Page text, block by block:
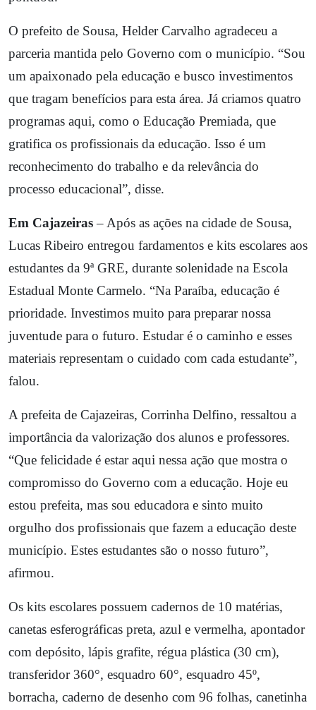
O prefeito de Sousa, Helder Carvalho agradeceu a
parceria mantida pelo Governo com o município. “Sou
um apaixonado pela educação e busco investimentos
que tragam benefícios para esta área. Já criamos quatro
programas aqui, como o Educação Premiada, que
gratifica os profissionais da educação. Isso é um
reconhecimento do trabalho e da relevância do
processo educacional”, disse.
Em Cajazeiras– Após as ações na cidade de Sousa,
Lucas Ribeiro entregou fardamentos e kits escolares aos
estudantes da 9ª GRE, durante solenidade na Escola
Estadual Monte Carmelo. “Na Paraíba, educação é
prioridade. Investimos muito para preparar nossa
juventude para o futuro. Estudar é o caminho e esses
materiais representam o cuidado com cada estudante”,
falou.
A prefeita de Cajazeiras, Corrinha Delfino, ressaltou a
importância da valorização dos alunos e professores.
“Que felicidade é estar aqui nessa ação que mostra o
compromisso do Governo com a educação. Hoje eu
estou prefeita, mas sou educadora e sinto muito
orgulho dos profissionais que fazem a educação deste
município. Estes estudantes são o nosso futuro”,
afirmou.
Os kits escolares possuem cadernos de 10 matérias,
canetas esferográficas preta, azul e vermelha, apontador
com depósito, lápis grafite, régua plástica (30 cm),
transferidor 360°, esquadro 60°, esquadro 45º,
borracha, caderno de desenho com 96 folhas, canetinha